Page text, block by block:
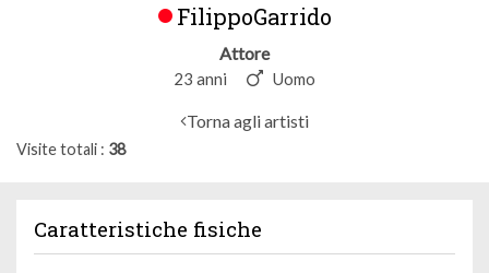
FilippoGarrido
Attore
23 anni Uomo
Torna agli artisti
Visite totali 38
Caratteristiche fisiche